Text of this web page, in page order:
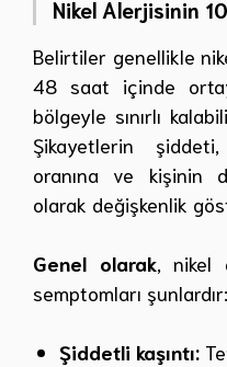
Nikel Alerjisinin
Belirtiler genellikle
48 saat içinde
bölgeyle sınırlı
Şikayetlerin
oranına ve kişinin
olarak değişkenlik
Genel olarak, nikel
semptomları şunlardır:
Şiddetli kaşıntı: